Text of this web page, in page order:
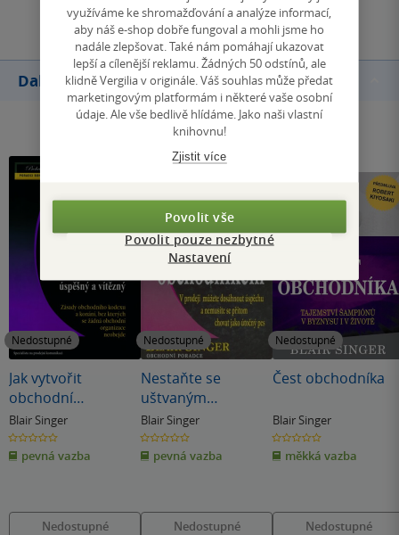
Další knihy autora
Nedostupné
Jak vytvořit
obchodní
organizaci
obchodního týmu,
který je vždy
Blair Singer
0.0
z
5
hvězdiček
pevná vazba
Nedostupné
Nedostupné
Nestaňte se
uštvaným
obchodníkem
Blair Singer
0.0
z
5
hvězdiček
pevná vazba
Nedostupné
Nedostupné
Čest obchodníka
Blair Singer
0.0
z
5
hvězdiček
měkká vazba
Nedostupné
využíváme ke shromažďování a analýze informací,
aby náš e-shop dobře fungoval a mohli jsme ho
nadále zlepšovat. Také nám pomáhají ukazovat
lepší a cílenější reklamu. Žádných 50 odstínů, ale
klidně Vergilia v originále. Váš souhlas může předat
marketingovým platformám i některé vaše osobní
údaje. Ale vše bedlivě hlídáme. Jako naši vlastní
knihovnu!
Zjistit více
Povolit vše
Povolit pouze nezbytné
Nastavení